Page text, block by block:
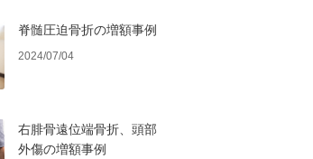
脊髄圧迫骨折の増額事例
2024/07/04
右腓骨遠位端骨折、頭部
外傷の増額事例